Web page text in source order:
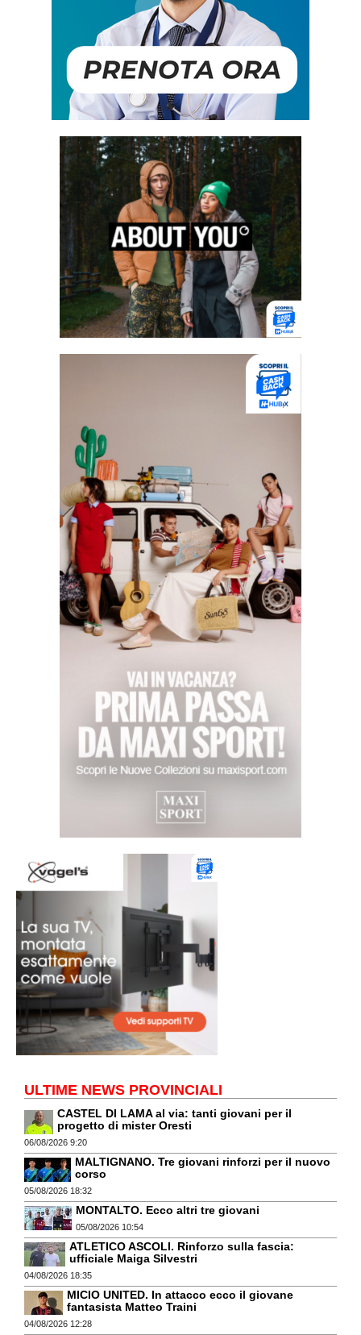
ULTIME NEWS PROVINCIALI
CASTEL DI LAMA al via: tanti giovani per il
progetto di mister Oresti
06/08/2026 9:20
MALTIGNANO. Tre giovani rinforzi per il nuovo
corso
05/08/2026 18:32
MONTALTO. Ecco altri tre giovani
05/08/2026 10:54
ATLETICO ASCOLI. Rinforzo sulla fascia:
ufficiale Maiga Silvestri
04/08/2026 18:35
MICIO UNITED. In attacco ecco il giovane
fantasista Matteo Traini
04/08/2026 12:28